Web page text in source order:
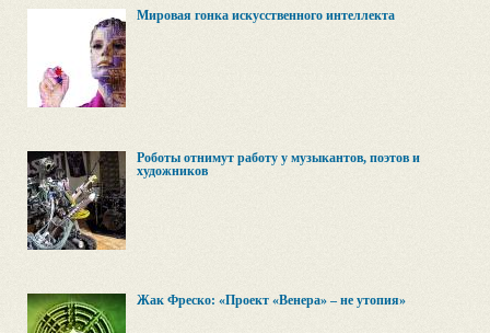
Мировая гонка искусственного интеллекта
Роботы отнимут работу у музыкантов, поэтов и
художников
Жак Фреско: «Проект «Венера» – не утопия»